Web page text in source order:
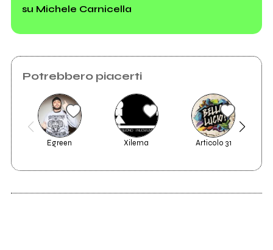
su Michele Carnicella
aSOCIAL
Potrebbero piacerti
Egreen Xilema Articolo 31